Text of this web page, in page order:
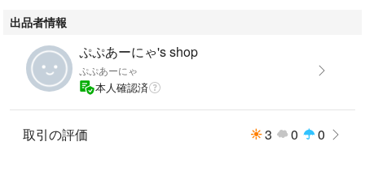
出品者情報
ぷぷあーにゃ's shop
ぷぷあーにゃ
本人確認済
取引の評価 3 0 0